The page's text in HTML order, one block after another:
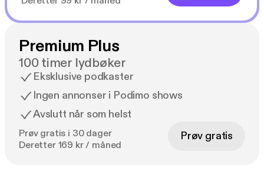
Premium Plus
100 timer lydbøker
Eksklusive podkaster
Ingen annonser i Podimo shows
Avslutt når som helst
Prøv gratis i 30 dager
Deretter 169 kr / måned
Prøv gratis